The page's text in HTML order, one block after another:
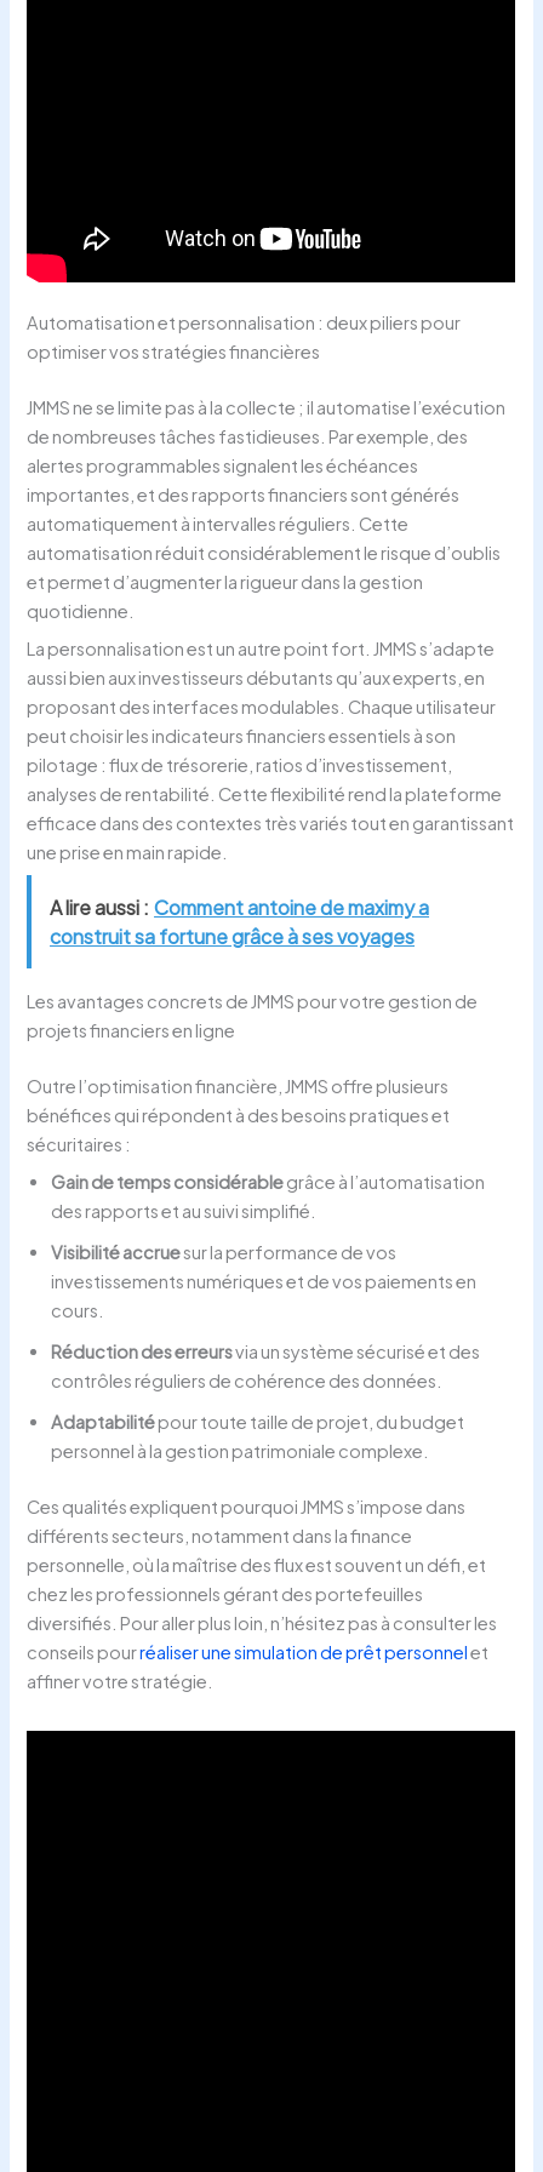
Automatisation et personnalisation : deux piliers pour
optimiser vos stratégies financières
JMMS ne se limite pas à la collecte ; il automatise l’exécution
de nombreuses tâches fastidieuses. Par exemple, des
alertes programmables signalent les échéances
importantes, et des rapports financiers sont générés
automatiquement à intervalles réguliers. Cette
automatisation réduit considérablement le risque d’oublis
et permet d’augmenter la rigueur dans la gestion
quotidienne.
La personnalisation est un autre point fort. JMMS s’adapte
aussi bien aux investisseurs débutants qu’aux experts, en
proposant des interfaces modulables. Chaque utilisateur
peut choisir les indicateurs financiers essentiels à son
pilotage : flux de trésorerie, ratios d’investissement,
analyses de rentabilité. Cette flexibilité rend la plateforme
efficace dans des contextes très variés tout en garantissant
une prise en main rapide.
A lire aussi : Comment antoine de maximy a
construit sa fortune grâce à ses voyages
Les avantages concrets de JMMS pour votre gestion de
projets financiers en ligne
Outre l’optimisation financière, JMMS offre plusieurs
bénéfices qui répondent à des besoins pratiques et
sécuritaires :
Gain de temps considérablegrâce à l’automatisation
des rapports et au suivi simplifié.
Visibilité accruesur la performance de vos
investissements numériques et de vos paiements en
cours.
Réduction des erreursvia un système sécurisé et des
contrôles réguliers de cohérence des données.
Adaptabilitépour toute taille de projet, du budget
personnel à la gestion patrimoniale complexe.
Ces qualités expliquent pourquoi JMMS s’impose dans
différents secteurs, notamment dans la finance
personnelle, où la maîtrise des flux est souvent un défi, et
chez les professionnels gérant des portefeuilles
diversifiés. Pour aller plus loin, n’hésitez pas à consulter les
conseils pourréaliser une simulation de prêt personnelet
affiner votre stratégie.